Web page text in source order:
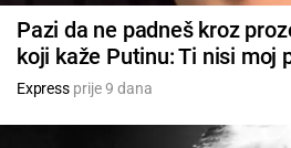
Pazi da ne padneš kroz
koji kaže Putinu: Ti nisi moj
Expressprije 9 dana